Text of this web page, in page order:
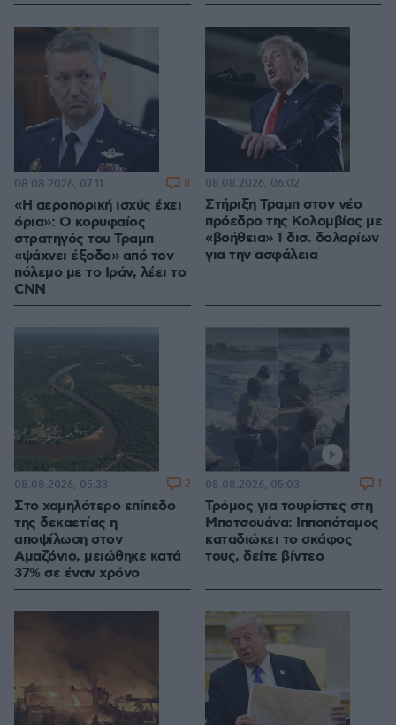
«Η αεροπορική ισχύς έχει
όρια»: Ο κορυφαίος
στρατηγός του Τραμπ
«ψάχνει έξοδο» από τον
πόλεμο με το Ιράν, λέει το
CNN
08.08.2026, 07:11 8
Στήριξη Τραμπ στον νέο
πρόεδρο της Κολομβίας με
«βοήθεια» 1 δισ. δολαρίων
για την ασφάλεια
08.08.2026, 06:02
Στο χαμηλότερο επίπεδο
της δεκαετίας η
αποψίλωση στον
Αμαζόνιο, μειώθηκε κατά
37% σε έναν χρόνο
08.08.2026, 05:33 2
Τρόμος για τουρίστες στη
Μποτσουάνα: Ιπποπόταμος
καταδιώκει το σκάφος
τους, δείτε βίντεο
08.08.2026, 05:03 1